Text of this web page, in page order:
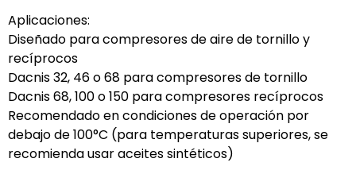
Aplicaciones:
Diseñado para compresores de aire de tornillo y
recíprocos
Dacnis 32, 46 o 68 para compresores de tornillo
Dacnis 68, 100 o 150 para compresores recíprocos
Recomendado en condiciones de operación por
debajo de 100°C (para temperaturas superiores, se
recomienda usar aceites sintéticos)